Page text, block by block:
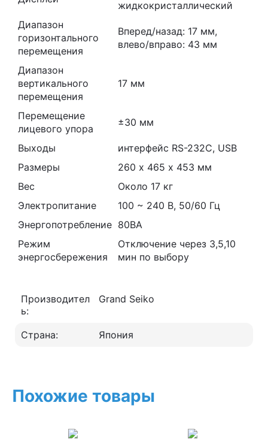
жидкокристаллический
Диапазон
горизонтального
перемещения
Вперед/назад: 17 мм,
влево/вправо: 43 мм
Диапазон
вертикального
перемещения
17 мм
Перемещение
лицевого упора
±30 мм
Выходы
интерфейс RS-232C, USB
Размеры
260 х 465 х 453 мм
Вес
Около 17 кг
Электропитание
100 ~ 240 В, 50/60 Гц
Энергопотребление 80ВА
Режим
энергосбережения
Отключение через 3,5,10
мин по выбору
Производител
ь:
Grand Seiko
Страна: Япония
Похожие товары